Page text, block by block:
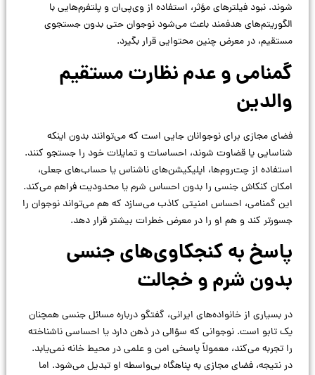
شوند. نبود فیلترهای مؤثر، استفاده از وی‌پی‌ان و پلتفرم‌هایی با
الگوریتم‌های هدفمند باعث می‌شود نوجوان حتی بدون جستجوی
مستقیم، در معرض چنین محتوایی قرار بگیرد.
گمنامی و عدم نظارت مستقیم
والدین
فضای مجازی برای نوجوانان جایی است که می‌توانند بدون اینکه
شناسایی یا قضاوت شوند، احساسات و تمایلات خود را جستجو کنند.
استفاده از چت‌روم‌ها، اپلیکیشن‌های ناشناس یا حساب‌های جعلی،
امکان کنکاش جنسی را بدون احساس شرم یا محدودیت فراهم می‌کند.
این گمنامی، احساس امنیتی کاذب می‌سازد که هم می‌تواند نوجوان را
جسورتر کند و هم او را در معرض خطرات بیشتر قرار دهد.
پاسخ به کنجکاوی‌های جنسی
بدون شرم و خجالت
در بسیاری از خانواده‌های ایرانی، گفتگو درباره مسائل جنسی همچنان
یک تابو است. نوجوانی که سؤالی در ذهن دارد یا احساسی ناشناخته
را تجربه می‌کند، معمولاً پاسخی امن و علمی در محیط خانه نمی‌یابد.
در نتیجه، فضای مجازی به پناهگاه بی‌واسطه او تبدیل می‌شود. اما